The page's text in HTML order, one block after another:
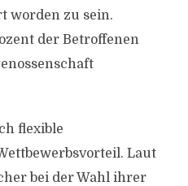
worden zu sein.
der Betroffenen
flexible
Laut
bei der Wahl ihrer